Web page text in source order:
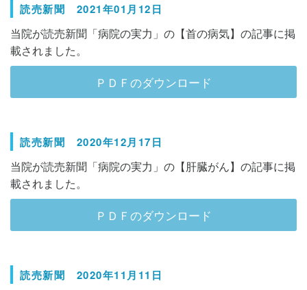
読売新聞 2021年01月12日
当院が読売新聞「病院の実力」の【首の病気】の記事に掲
載されました。
ＰＤＦのダウンロード
読売新聞 2020年12月17日
当院が読売新聞「病院の実力」の【肝臓がん】の記事に掲
載されました。
ＰＤＦのダウンロード
読売新聞 2020年11月11日